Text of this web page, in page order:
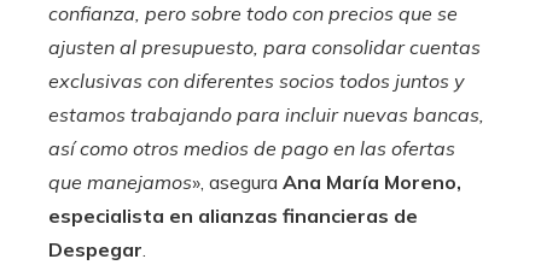
confianza, pero sobre todo con precios que se
ajusten al presupuesto, para consolidar cuentas
exclusivas con diferentes socios todos juntos y
estamos trabajando para incluir nuevas bancas,
así como otros medios de pago en las ofertas
que manejamos», asegura Ana María Moreno,
especialista en alianzas financieras de
Despegar.